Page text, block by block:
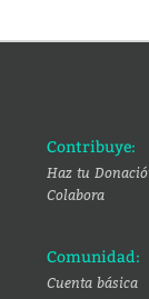
Contribuye:
Haz tu
Colabora
Comunidad:
Cuenta básica